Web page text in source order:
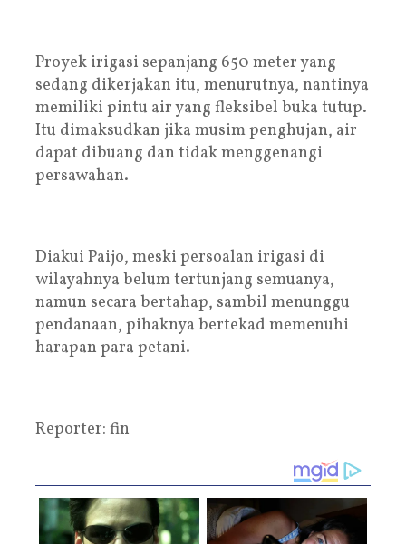
Proyek irigasi sepanjang 650 meter yang
sedang dikerjakan itu, menurutnya, nantinya
memiliki pintu air yang fleksibel buka tutup.
Itu dimaksudkan jika musim penghujan, air
dapat dibuang dan tidak menggenangi
persawahan.
Diakui Paijo, meski persoalan irigasi di
wilayahnya belum tertunjang semuanya,
namun secara bertahap, sambil menunggu
pendanaan, pihaknya bertekad memenuhi
harapan para petani.
Reporter: fin